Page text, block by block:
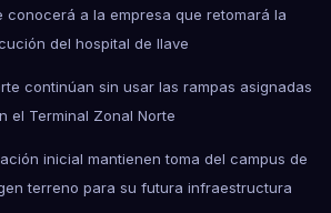
conocerá a la empresa que retomará la
del hospital de Ilave
continúan sin usar las rampas asignadas
el Terminal Zonal Norte
inicial mantienen toma del campus de
terreno para su futura infraestructura